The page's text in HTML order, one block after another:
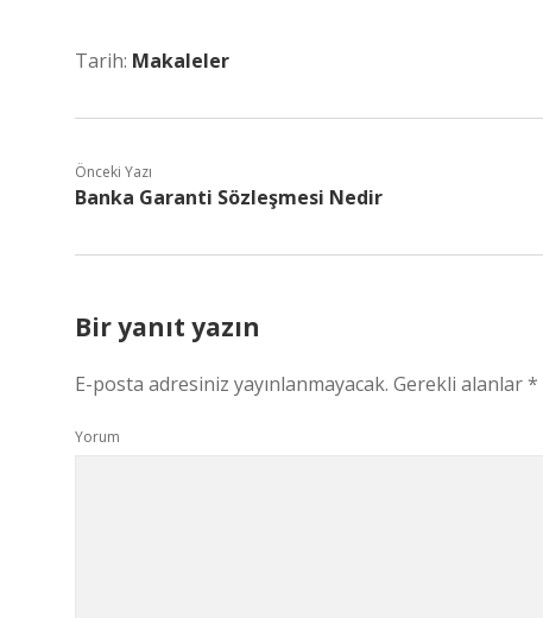
Tarih: Makaleler
Önceki Yazı
Banka Garanti Sözleşmesi Nedir
Bir yanıt yazın
E-posta adresiniz yayınlanmayacak. Gerekli alanlar*
Yorum